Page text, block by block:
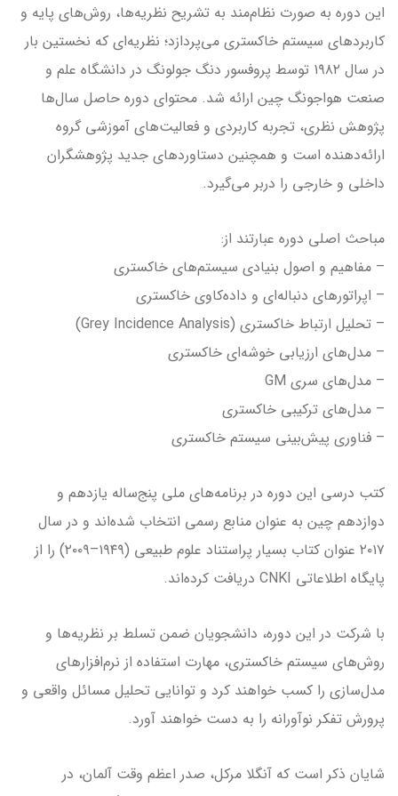
این دوره به صورت نظام‌مند به تشریح نظریه‌ها، روش‌های پایه و
کاربردهای سیستم خاکستری می‌پردازد؛ نظریه‌ای که نخستین بار
در سال ۱۹۸۲ توسط پروفسور دنگ جولونگ در دانشگاه علم و
صنعت هواجونگ چین ارائه شد. محتوای دوره حاصل سال‌ها
پژوهش نظری، تجربه کاربردی و فعالیت‌های آموزشی گروه
ارائه‌دهنده است و همچنین دستاوردهای جدید پژوهشگران
داخلی و خارجی را دربر می‌گیرد.
مباحث اصلی دوره عبارتند از:
– مفاهیم و اصول بنیادی سیستم‌های خاکستری
– اپراتورهای دنباله‌ای و داده‌کاوی خاکستری
– تحلیل ارتباط خاکستری (Grey Incidence Analysis)
– مدل‌های ارزیابی خوشه‌ای خاکستری
– مدل‌های سری GM
– مدل‌های ترکیبی خاکستری
– فناوری پیش‌بینی سیستم خاکستری
کتب درسی این دوره در برنامه‌های ملی پنج‌ساله یازدهم و
دوازدهم چین به عنوان منابع رسمی انتخاب شده‌اند و در سال
۲۰۱۷ عنوان کتاب بسیار پراستناد علوم طبیعی (۱۹۴۹–۲۰۰۹) را از
پایگاه اطلاعاتی CNKI دریافت کرده‌اند.
با شرکت در این دوره، دانشجویان ضمن تسلط بر نظریه‌ها و
روش‌های سیستم خاکستری، مهارت استفاده از نرم‌افزارهای
مدل‌سازی را کسب خواهند کرد و توانایی تحلیل مسائل واقعی و
پرورش تفکر نوآورانه را به دست خواهند آورد.
شایان ذکر است که آنگلا مرکل، صدر اعظم وقت آلمان، در